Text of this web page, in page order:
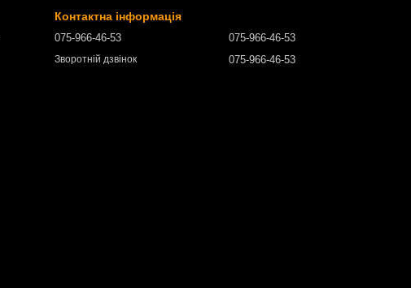
Контактна інформація
075-966-46-53
Зворотній дзвінок
075-966-46-53
075-966-46-53